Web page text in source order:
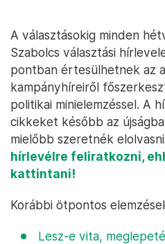
A választásokig minden
Szabolcs választási
pontban értesülhetnek az
kampányhíreiről
politikai minielemzéssel. A
cikkeket később az
mielőbb szeretnék
hírlevélre feliratkozni,
kattintani!
Korábbi ötpontos
Lesz-e vita,